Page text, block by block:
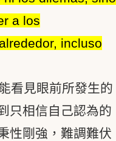
a los
incluso
看見眼前所發生的
只相信自己認為的
性剛強，難調難伏